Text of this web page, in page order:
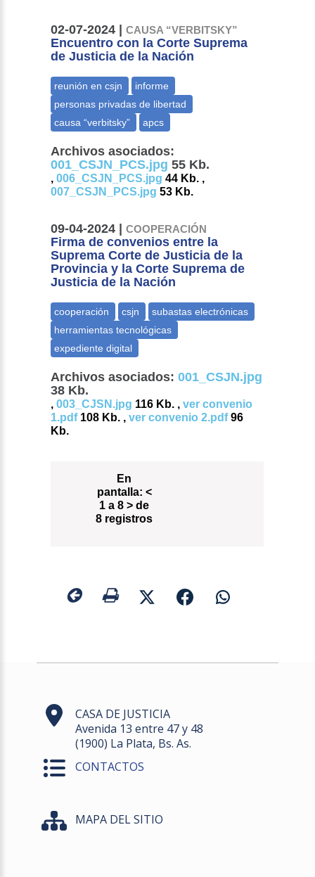
02-07-2024 |CAUSA “VERBITSKY”
Encuentro con la Corte Suprema
de Justicia de la Nación
Archivos asociados:
001_CSJN_PCS.jpg 55 Kb.
,006_CSJN_PCS.jpg 44 Kb. ,
007_CSJN_PCS.jpg 53 Kb.
09-04-2024 |COOPERACIÓN
Firma de convenios entre la
Suprema Corte de Justicia de la
Provincia y la Corte Suprema de
Justicia de la Nación
Archivos asociados: 001_CSJN.jpg
38 Kb.
,003_CJSN.jpg 116 Kb. ,ver convenio
1.pdf108 Kb. ,ver convenio 2.pdf96
Kb.
En
pantalla: <
1 a 8 > de
8 registros
CASA DE JUSTICIA
Avenida 13 entre 47 y 48
(1900) La Plata, Bs. As.
CONTACTOS
MAPA DEL SITIO